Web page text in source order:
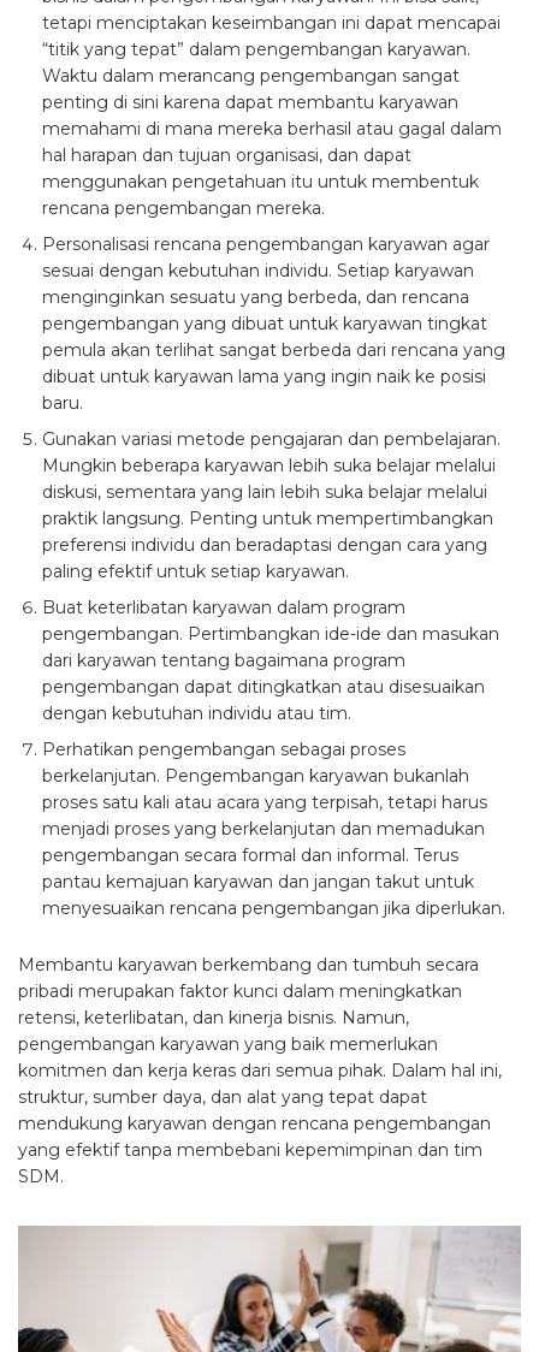
tetapi menciptakan keseimbangan ini dapat mencapai
“titik yang tepat” dalam pengembangan karyawan.
Waktu dalam merancang pengembangan sangat
penting di sini karena dapat membantu karyawan
memahami di mana mereka berhasil atau gagal dalam
hal harapan dan tujuan organisasi, dan dapat
menggunakan pengetahuan itu untuk membentuk
rencana pengembangan mereka.
Personalisasi rencana pengembangan karyawan agar
sesuai dengan kebutuhan individu. Setiap karyawan
menginginkan sesuatu yang berbeda, dan rencana
pengembangan yang dibuat untuk karyawan tingkat
pemula akan terlihat sangat berbeda dari rencana yang
dibuat untuk karyawan lama yang ingin naik ke posisi
baru.
Gunakan variasi metode pengajaran dan pembelajaran.
Mungkin beberapa karyawan lebih suka belajar melalui
diskusi, sementara yang lain lebih suka belajar melalui
praktik langsung. Penting untuk mempertimbangkan
preferensi individu dan beradaptasi dengan cara yang
paling efektif untuk setiap karyawan.
Buat keterlibatan karyawan dalam program
pengembangan. Pertimbangkan ide-ide dan masukan
dari karyawan tentang bagaimana program
pengembangan dapat ditingkatkan atau disesuaikan
dengan kebutuhan individu atau tim.
Perhatikan pengembangan sebagai proses
berkelanjutan. Pengembangan karyawan bukanlah
proses satu kali atau acara yang terpisah, tetapi harus
menjadi proses yang berkelanjutan dan memadukan
pengembangan secara formal dan informal. Terus
pantau kemajuan karyawan dan jangan takut untuk
menyesuaikan rencana pengembangan jika diperlukan.
Membantu karyawan berkembang dan tumbuh secara
pribadi merupakan faktor kunci dalam meningkatkan
retensi, keterlibatan, dan kinerja bisnis. Namun,
pengembangan karyawan yang baik memerlukan
komitmen dan kerja keras dari semua pihak. Dalam hal ini,
struktur, sumber daya, dan alat yang tepat dapat
mendukung karyawan dengan rencana pengembangan
yang efektif tanpa membebani kepemimpinan dan tim
SDM.